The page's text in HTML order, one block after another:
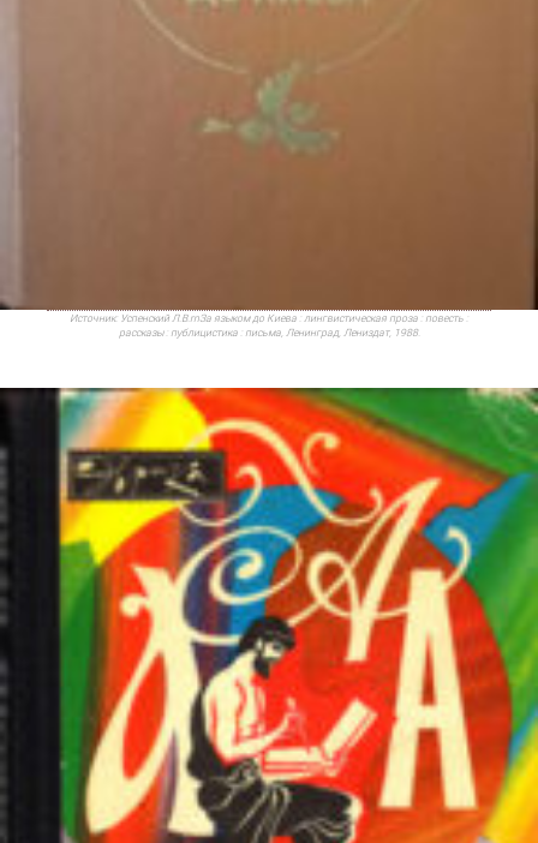
Источник: Успенский Л.В.rnЗа языком до Киева : лингвистическая проза : повесть :
рассказы : публицистика : письма, Ленинград, Лениздат, 1988.